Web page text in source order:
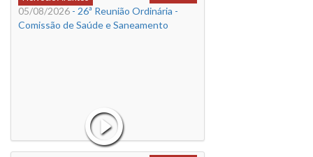
05/08/2026 - 26ª Reunião Ordinária -
Comissão de Saúde e Saneamento